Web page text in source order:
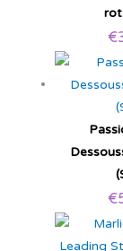
rot
€
€